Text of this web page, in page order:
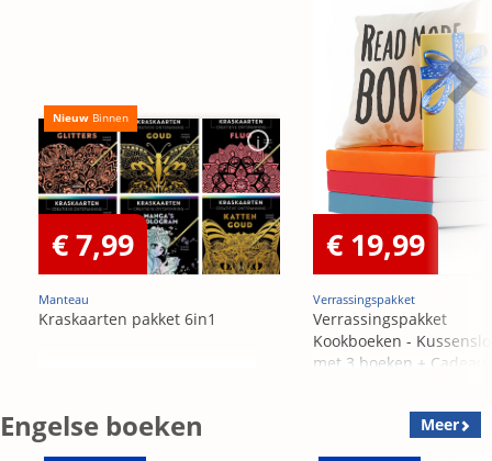
Nieuw Binnen
€ 7,99
Manteau
Kraskaarten pakket 6in1
€ 19,99
Verrassingspakket
Verrassingspakket
Kookboeken -
met 3 boeken + Cadeau
Engelse boeken Meer